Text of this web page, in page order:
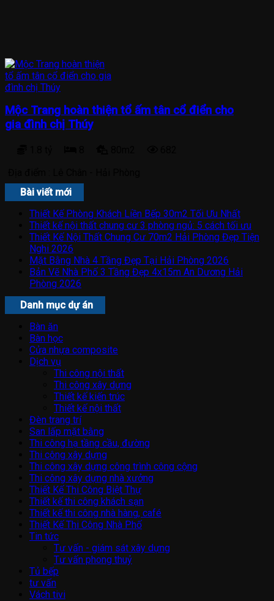
Mộc Trang hoàn thiện tổ ấm tân cổ điển cho
gia đình chị Thúy
Bài viết mới
Thiết Kế Phòng Khách Liền Bếp 30m2 Tối Ưu Nhất
Thiết kế nội thất chung cư 3 phòng ngủ: 5 cách tối ưu
Thiết Kế Nội Thất Chung Cư 70m2 Hải Phòng Đẹp Tiện
Nghi 2026
Mặt Bằng Nhà 4 Tầng Đẹp Tại Hải Phòng 2026
Bản Vẽ Nhà Phố 3 Tầng Đẹp 4x15m An Dương Hải
Phòng 2026
Danh mục dự án
Bàn ăn
Bàn học
Cửa nhựa composite
Dịch vụ
Thi công nội thất
Thi công xây dựng
Thiết kế kiến trúc
Thiết kế nội thất
Đèn trang trí
San lấp mặt bằng
Thi công hạ tầng cầu, đường
Thi công xây dựng
Thi công xây dựng công trình công cộng
Thi công xây dựng nhà xưởng
Thiết Kế Thi Công Biệt Thự
Thiết kế thi công khách sạn
Thiết kế thi công nhà hàng, café
Thiết Kế Thi Công Nhà Phố
Tin tức
Tư vấn - giám sát xây dựng
Tư vấn phong thuỷ
Tủ bếp
tư vấn
Vách tivi